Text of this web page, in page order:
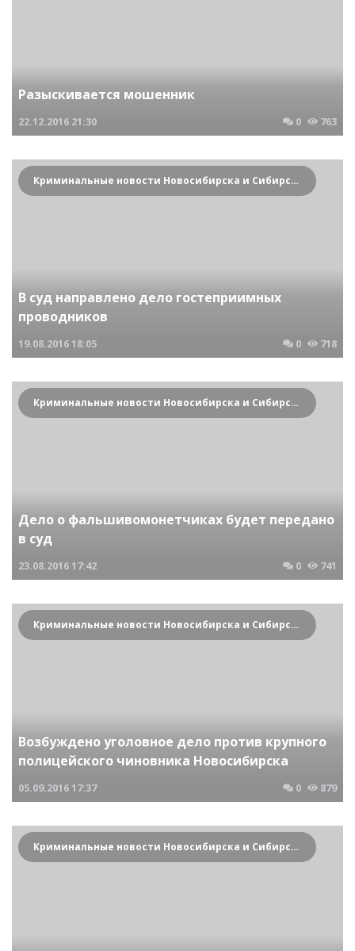
Разыскивается мошенник
22.12.2016 21:30 0 763
Криминальные новости Новосибирска и Сибирского региона
В суд направлено дело гостеприимных
проводников
19.08.201618:05 0 718
Криминальные новости Новосибирска и Сибирского региона
Дело о фальшивомонетчиках будет передано
в суд
23.08.201617:42 0 741
Криминальные новости Новосибирска и Сибирского региона
Возбуждено уголовное дело против крупного
полицейского чиновника Новосибирска
05.09.201617:37 0 879
Криминальные новости Новосибирска и Сибирского региона